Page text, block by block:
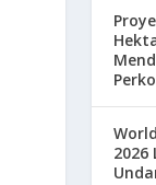
2026